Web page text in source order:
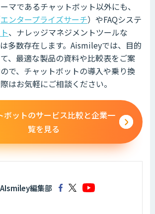
マであるチャットボット以外にも、
エンタープライズサーチ）やFAQシステ
、ナレッジマネジメントツールな
多数存在します。Aismileyでは、目的
、最適な製品の資料や比較表をご案
で、チャットボットの導入や乗り換
はお気軽にご相談ください。
ボットのサービス比較と企業一
覧を見る
AIsmiley編集部